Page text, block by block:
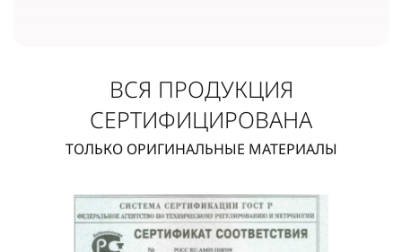
ВСЯ ПРОДУКЦИЯ
СЕРТИФИЦИРОВАНА
ТОЛЬКО ОРИГИНАЛЬНЫЕ МАТЕРИАЛЫ